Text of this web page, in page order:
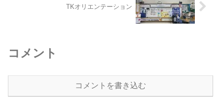
TKオリエンテーション
コメント
コメントを書き込む